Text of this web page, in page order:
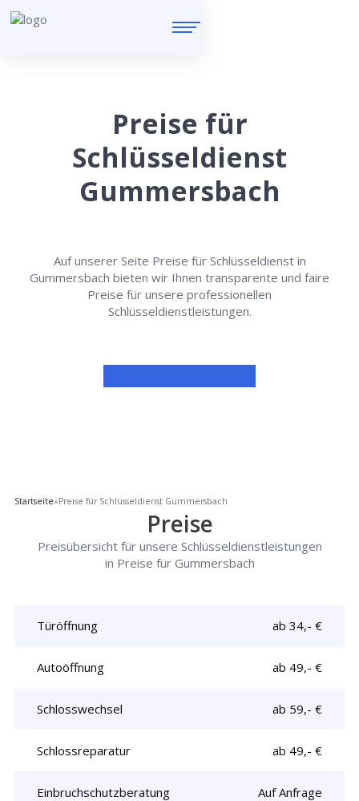
Preise für
Schlüsseldienst
Gummersbach
Auf unserer Seite Preise für Schlüsseldienst in
Gummersbach bieten wir Ihnen transparente und faire
Preise für unsere professionellen
Schlüsseldienstleistungen.
Startseite»Preise für Schlüsseldienst Gummersbach
Preise
Preisübersicht für unsere Schlüsseldienstleistungen
in Preise für Gummersbach
Türöffnung ab 34,- €
Autoöffnung ab 49,- €
Schlosswechsel ab 59,- €
Schlossreparatur ab 49,- €
Einbruchschutzberatung Auf Anfrage